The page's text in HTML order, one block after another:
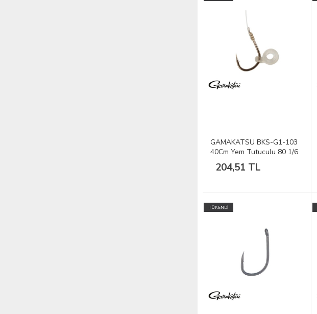
GAMAKATSU BKS-G1-103
40Cm Yem Tutuculu 80 1/6
204,51 TL
TÜKENDİ